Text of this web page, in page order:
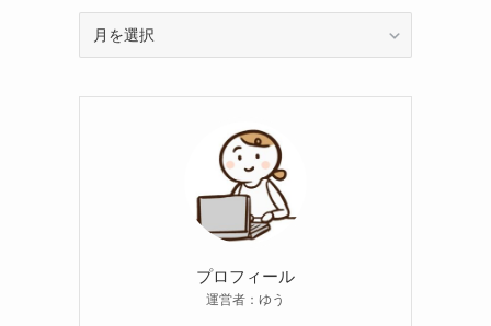
イ
プロフィール
運営者：ゆう